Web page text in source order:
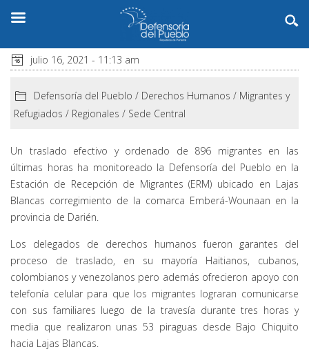
julio 16, 2021 - 11:13 am
Defensoría del Pueblo / Derechos Humanos / Migrantes y
Refugiados / Regionales / Sede Central
Un traslado efectivo y ordenado de 896 migrantes en las
últimas horas ha monitoreado la Defensoría del Pueblo en la
Estación de Recepción de Migrantes (ERM) ubicado en Lajas
Blancas corregimiento de la comarca Emberá-Wounaan en la
provincia de Darién.
Los delegados de derechos humanos fueron garantes del
proceso de traslado, en su mayoría Haitianos, cubanos,
colombianos y venezolanos pero además ofrecieron apoyo con
telefonía celular para que los migrantes lograran comunicarse
con sus familiares luego de la travesía durante tres horas y
media que realizaron unas 53 piraguas desde Bajo Chiquito
hacia Lajas Blancas.